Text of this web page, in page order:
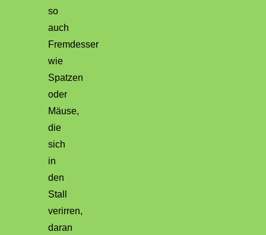
so
auch
Fremdesser
wie
Spatzen
oder
Mäuse,
die
sich
in
den
Stall
verirren,
daran